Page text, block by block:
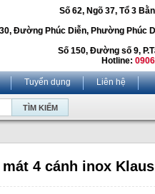
Số 62, Ngõ 37, Tổ 3
Đường Phúc Diễn, Phường Phúc
Số 150, Đường số 9,
Hotline:
Tuyển dụng Liên hệ
mát 4 cánh inox Klaus